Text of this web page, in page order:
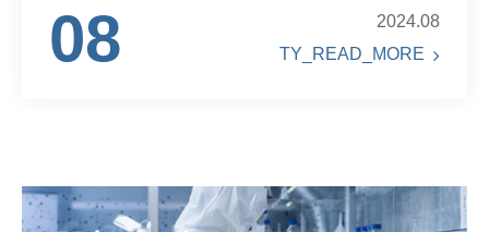
08
2024.08
TY_READ_MORE